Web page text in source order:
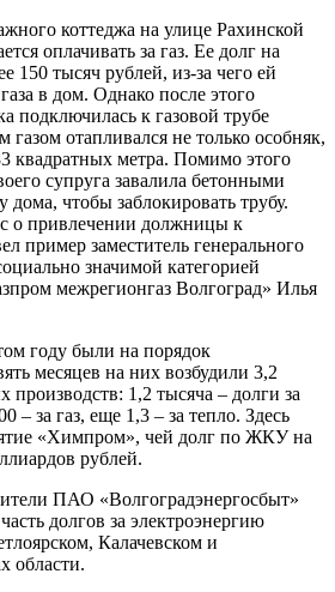
коттеджа на улице Рахинской
оплачивать за газ. Ее долг на
150 тысяч рублей, из-за чего ей
в дом. Однако после этого
подключилась к газовой трубе
отапливался не только особняк,
квадратных метра. Помимо этого
супруга завалила бетонными
чтобы заблокировать трубу.
о привлечении должницы к
пример заместитель генерального
значимой категорией
межрегионгаз Волгоград» Илья
году были на порядок
месяцев на них возбудили 3,2
производств: 1,2 тысяча – долги за
– за газ, еще 1,3 – за тепло. Здесь
«Химпром», чей долг по ЖКУ на
рублей.
ПАО «Волгоградэнергосбыт»
долгов за электроэнергию
Калачевском и
области.